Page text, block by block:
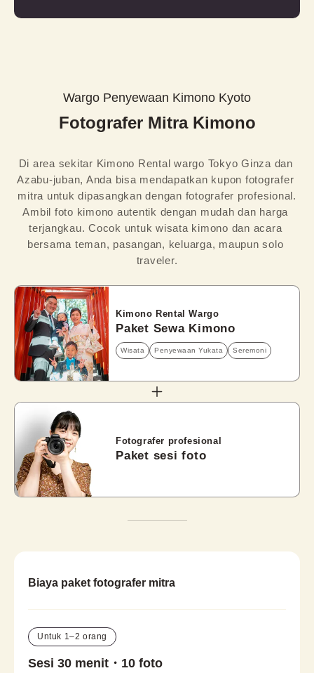
Wargo Penyewaan Kimono Kyoto
Fotografer Mitra Kimono
Di area sekitar Kimono Rental wargo Tokyo Ginza dan
Azabu-juban, Anda bisa mendapatkan kupon fotografer
mitra untuk dipasangkan dengan fotografer profesional.
Ambil foto kimono autentik dengan mudah dan harga
terjangkau. Cocok untuk wisata kimono dan acara
bersama teman, pasangan, keluarga, maupun solo
traveler.
Kimono Rental Wargo
Paket Sewa Kimono
Wisata Penyewaan Yukata Seremoni
Fotografer profesional
Paket sesi foto
Biaya paket fotografer mitra
Untuk 1–2 orang
Sesi 30 menit・10 foto